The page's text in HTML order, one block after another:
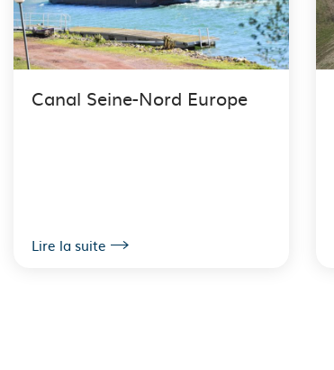
Canal Seine-Nord Europe
Lire la suite